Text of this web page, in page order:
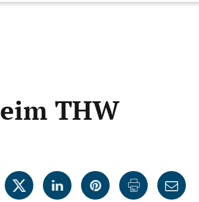
THW